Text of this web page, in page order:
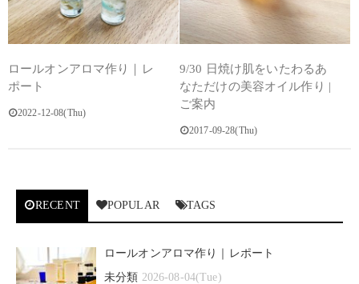
ロールオンアロマ作り｜レ
ポート
2022-12-08(Thu)
9/30 日焼け肌をいたわるあ
なただけの美容オイル作り |
ご案内
2017-09-28(Thu)
RECENT POPULAR TAGS
ロールオンアロマ作り｜レポート
未分類 2026-08-04(Tue)